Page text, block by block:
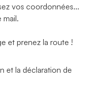
vos coordonnées...
et prenez la route !
et la déclaration de